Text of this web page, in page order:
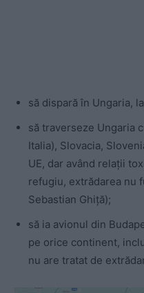
să dispară în Ungaria,
să traverseze Ungaria
Italia), Slovacia,
UE, dar având relații
refugiu, extrădarea nu
Sebastian Ghiță);
să ia avionul din
pe orice continent,
nu are tratat de